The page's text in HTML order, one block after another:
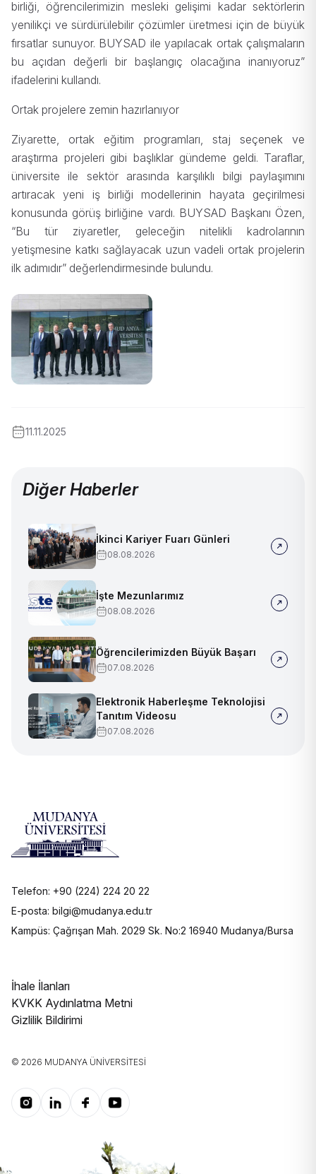
birliği, öğrencilerimizin mesleki gelişimi kadar sektörlerin
yenilikçi ve sürdürülebilir çözümler üretmesi için de büyük
fırsatlar sunuyor. BUYSAD ile yapılacak ortak çalışmaların
bu açıdan değerli bir başlangıç olacağına inanıyoruz”
ifadelerini kullandı.
Ortak projelere zemin hazırlanıyor
Ziyarette, ortak eğitim programları, staj seçenek ve
araştırma projeleri gibi başlıklar gündeme geldi. Taraflar,
üniversite ile sektör arasında karşılıklı bilgi paylaşımını
artıracak yeni iş birliği modellerinin hayata geçirilmesi
konusunda görüş birliğine vardı. BUYSAD Başkanı Özen,
“Bu tür ziyaretler, geleceğin nitelikli kadrolarının
yetişmesine katkı sağlayacak uzun vadeli ortak projelerin
ilk adımıdır” değerlendirmesinde bulundu.
11.11.2025
Diğer Haberler
İkinci Kariyer Fuarı Günleri
08.08.2026
İşte Mezunlarımız
08.08.2026
Öğrencilerimizden Büyük Başarı
07.08.2026
Elektronik Haberleşme Teknolojisi
Tanıtım Videosu
07.08.2026
Telefon: +90 (224) 224 20 22
E-posta: bilgi@mudanya.edu.tr
Kampüs: Çağrışan Mah. 2029 Sk. No:2 16940 Mudanya/Bursa
İhale İlanları
KVKK Aydınlatma Metni
Gizlilik Bildirimi
© 2026 MUDANYA ÜNIVERSITESI